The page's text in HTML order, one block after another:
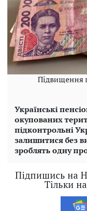
Підвищення
Українські
окупованих
підконтрольні
залишитися без
зроблять одну
Підпишись на
Тільки